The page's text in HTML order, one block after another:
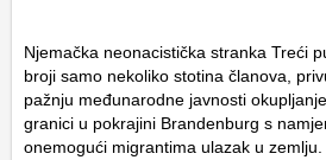
Njemačka neonacistička stranka Treći
broji samo nekoliko stotina članova,
pažnju međunarodne javnosti
granici u pokrajini Brandenburg s
onemogući migrantima ulazak u